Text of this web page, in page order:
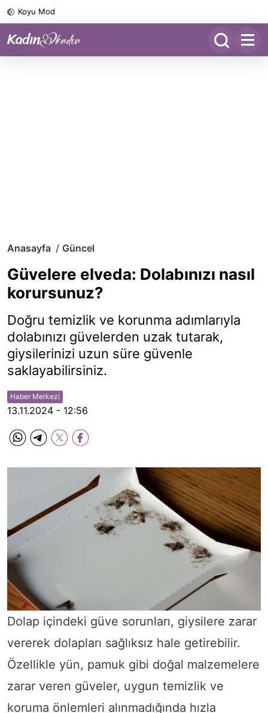
Koyu Mod
Anasayfa Güncel
Güvelere elveda: Dolabınızı nasıl
korursunuz?
Doğru temizlik ve korunma adımlarıyla
dolabınızı güvelerden uzak tutarak,
giysilerinizi uzun süre güvenle
saklayabilirsiniz.
Haber Merkezi
13.11.2024 - 12:56
Dolap içindeki güve sorunları, giysilere zarar
vererek dolapları sağlıksız hale getirebilir.
Özellikle yün, pamuk gibi doğal malzemelere
zarar veren güveler, uygun temizlik ve
koruma önlemleri alınmadığında hızla